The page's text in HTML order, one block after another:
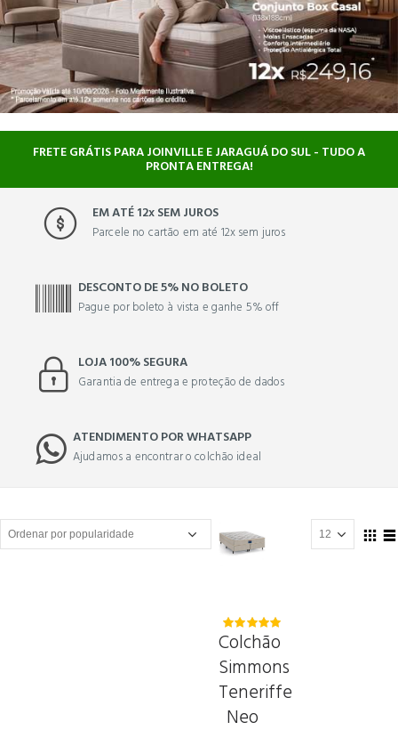
FRETE GRÁTIS PARA JOINVILLE E JARAGUÁ DO SUL - TUDO A
PRONTA ENTREGA!
EM ATÉ 12x SEM JUROS
Parcele no cartão em até 12x sem juros
DESCONTO DE 5% NO BOLETO
Pague por boleto à vista e ganhe 5% off
LOJA 100% SEGURA
Garantia de entrega e proteção de dados
ATENDIMENTO POR WHATSAPP
Ajudamos a encontrar o colchão ideal
5.00out
of 5
Colchão
Simmons
Teneriffe
Neo